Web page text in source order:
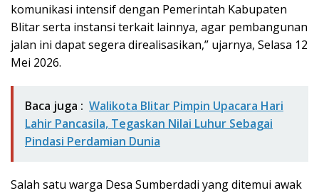
komunikasi intensif dengan Pemerintah Kabupaten
Blitar serta instansi terkait lainnya, agar pembangunan
jalan ini dapat segera direalisasikan,” ujarnya, Selasa 12
Mei 2026.
Baca juga : Walikota Blitar Pimpin Upacara Hari
Lahir Pancasila, Tegaskan Nilai Luhur Sebagai
Pindasi Perdamian Dunia
Salah satu warga Desa Sumberdadi yang ditemui awak